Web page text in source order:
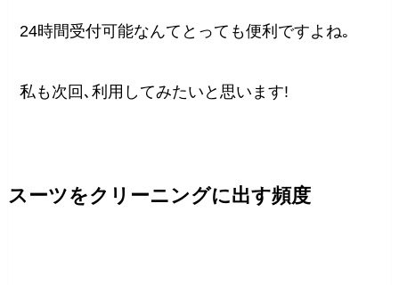
24時間受付可能なんてとっても便利ですよね｡
私も次回､利用してみたいと思います!
スーツをクリーニングに出す頻度